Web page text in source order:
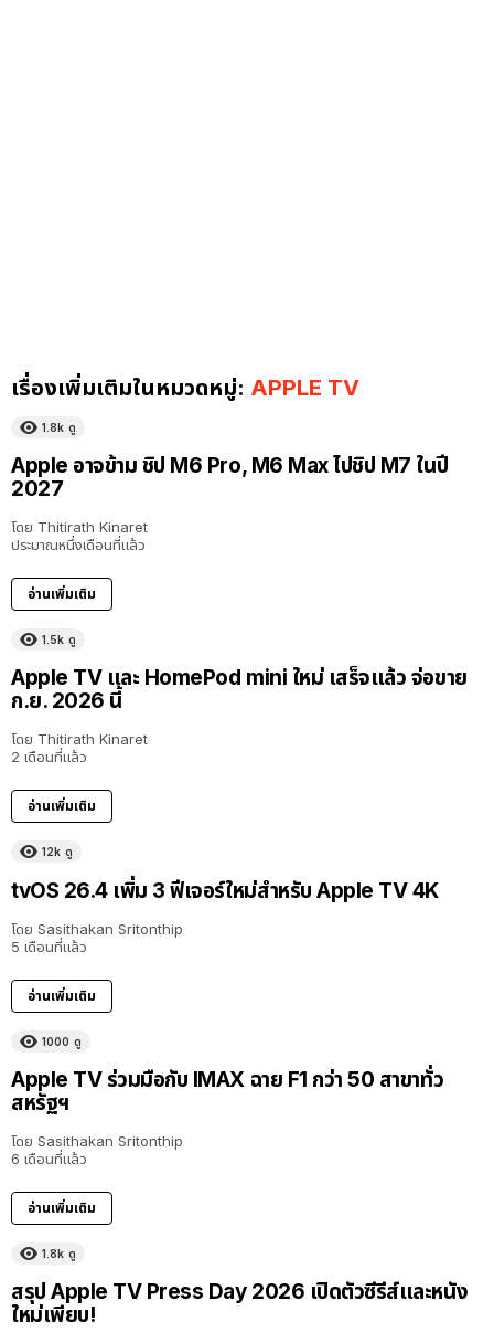
เรื่องเพิ่มเติมในหมวดหมู่: APPLE TV
1.8k ดู
Apple อาจข้าม ชิป M6 Pro, M6 Max ไปชิป M7 ในปี
2027
โดย Thitirath Kinaret
ประมาณหนึ่งเดือนที่แล้ว
อ่านเพิ่มเติม
1.5k ดู
Apple TV และ HomePod mini ใหม่ เสร็จแล้ว จ่อขาย
ก.ย. 2026 นี้
โดย Thitirath Kinaret
2 เดือนที่แล้ว
อ่านเพิ่มเติม
12k ดู
tvOS 26.4 เพิ่ม 3 ฟีเจอร์ใหม่สำหรับ Apple TV 4K
โดย Sasithakan Sritonthip
5 เดือนที่แล้ว
อ่านเพิ่มเติม
1000 ดู
Apple TV ร่วมมือกับ IMAX ฉาย F1 กว่า 50 สาขาทั่ว
สหรัฐฯ
โดย Sasithakan Sritonthip
6 เดือนที่แล้ว
อ่านเพิ่มเติม
1.8k ดู
สรุป Apple TV Press Day 2026 เปิดตัวซีรีส์และหนัง
ใหม่เพียบ!